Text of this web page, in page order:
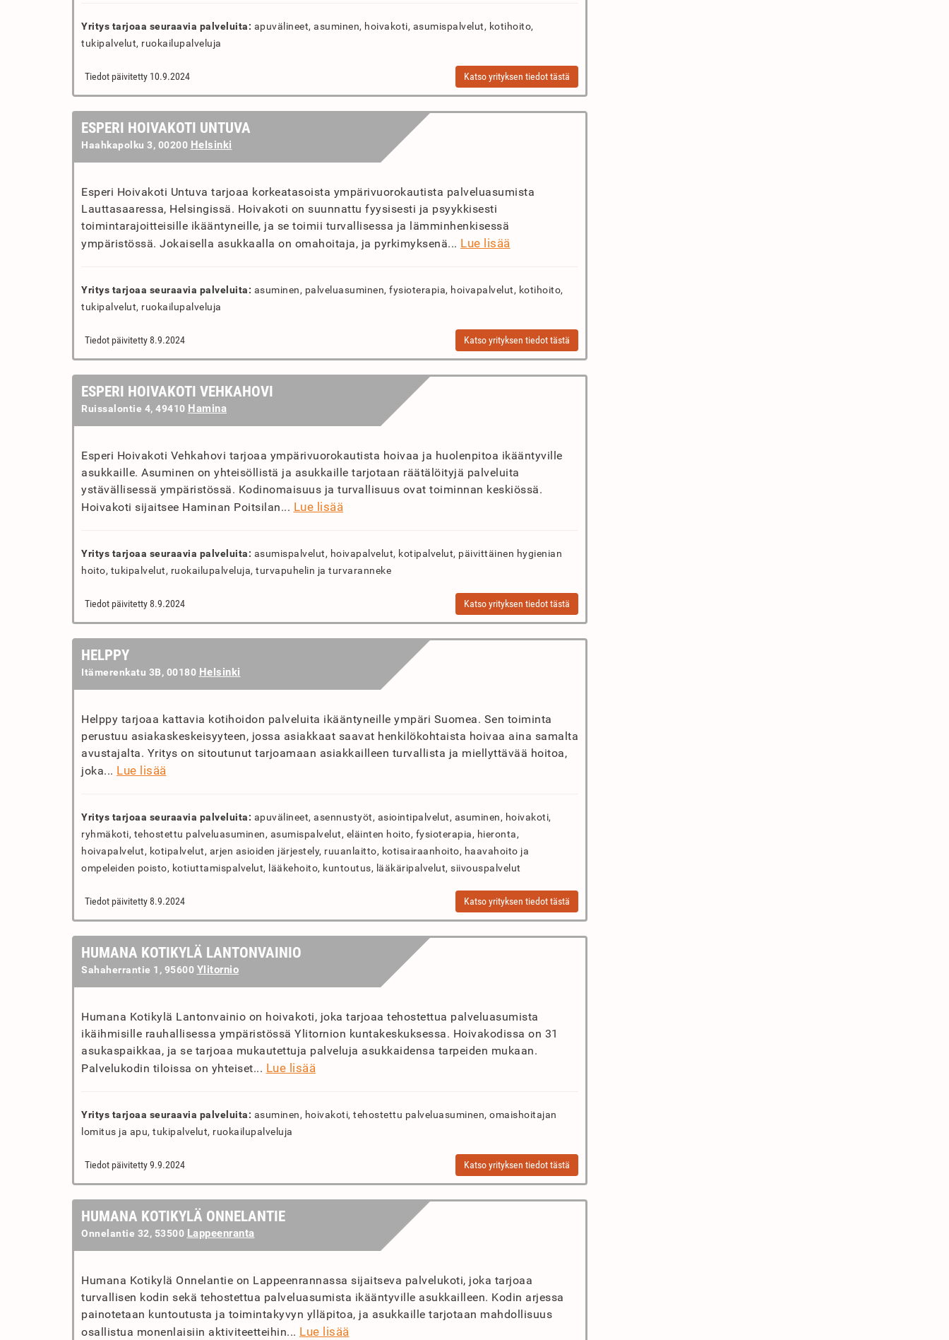
Yritys tarjoaa seuraavia palveluita: apuvälineet, asuminen, hoivakoti, asumispalvelut, kotihoito,
tukipalvelut, ruokailupalveluja
Tiedot päivitetty 10.9.2024 Katso yrityksen tiedot tästä
ESPERI HOIVAKOTI UNTUVA
Haahkapolku 3, 00200 Helsinki
Esperi Hoivakoti Untuva tarjoaa korkeatasoista ympärivuorokautista palveluasumista
Lauttasaaressa, Helsingissä. Hoivakoti on suunnattu fyysisesti ja psyykkisesti
toimintarajoitteisille ikääntyneille, ja se toimii turvallisessa ja lämminhenkisessä
ympäristössä. Jokaisella asukkaalla on omahoitaja, ja pyrkimyksenä... Lue lisää
Yritys tarjoaa seuraavia palveluita: asuminen, palveluasuminen, fysioterapia, hoivapalvelut, kotihoito,
tukipalvelut, ruokailupalveluja
Tiedot päivitetty 8.9.2024 Katso yrityksen tiedot tästä
ESPERI HOIVAKOTI VEHKAHOVI
Ruissalontie 4, 49410 Hamina
Esperi Hoivakoti Vehkahovi tarjoaa ympärivuorokautista hoivaa ja huolenpitoa ikääntyville
asukkaille. Asuminen on yhteisöllistä ja asukkaille tarjotaan räätälöityjä palveluita
ystävällisessä ympäristössä. Kodinomaisuus ja turvallisuus ovat toiminnan keskiössä.
Hoivakoti sijaitsee Haminan Poitsilan... Lue lisää
Yritys tarjoaa seuraavia palveluita: asumispalvelut, hoivapalvelut, kotipalvelut, päivittäinen hygienian
hoito, tukipalvelut, ruokailupalveluja, turvapuhelin ja turvaranneke
Tiedot päivitetty 8.9.2024 Katso yrityksen tiedot tästä
HELPPY
Itämerenkatu 3B, 00180 Helsinki
Helppy tarjoaa kattavia kotihoidon palveluita ikääntyneille ympäri Suomea. Sen toiminta
perustuu asiakaskeskeisyyteen, jossa asiakkaat saavat henkilökohtaista hoivaa aina samalta
avustajalta. Yritys on sitoutunut tarjoamaan asiakkailleen turvallista ja miellyttävää hoitoa,
joka... Lue lisää
Yritys tarjoaa seuraavia palveluita: apuvälineet, asennustyöt, asiointipalvelut, asuminen, hoivakoti,
ryhmäkoti, tehostettu palveluasuminen, asumispalvelut, eläinten hoito, fysioterapia, hieronta,
hoivapalvelut, kotipalvelut, arjen asioiden järjestely, ruuanlaitto, kotisairaanhoito, haavahoito ja
ompeleiden poisto, kotiuttamispalvelut, lääkehoito, kuntoutus, lääkäripalvelut, siivouspalvelut
Tiedot päivitetty 8.9.2024 Katso yrityksen tiedot tästä
HUMANA KOTIKYLÄ LANTONVAINIO
Sahaherrantie 1, 95600 Ylitornio
Humana Kotikylä Lantonvainio on hoivakoti, joka tarjoaa tehostettua palveluasumista
ikäihmisille rauhallisessa ympäristössä Ylitornion kuntakeskuksessa. Hoivakodissa on 31
asukaspaikkaa, ja se tarjoaa mukautettuja palveluja asukkaidensa tarpeiden mukaan.
Palvelukodin tiloissa on yhteiset... Lue lisää
Yritys tarjoaa seuraavia palveluita: asuminen, hoivakoti, tehostettu palveluasuminen, omaishoitajan
lomitus ja apu, tukipalvelut, ruokailupalveluja
Tiedot päivitetty 9.9.2024 Katso yrityksen tiedot tästä
HUMANA KOTIKYLÄ ONNELANTIE
Onnelantie 32, 53500 Lappeenranta
Humana Kotikylä Onnelantie on Lappeenrannassa sijaitseva palvelukoti, joka tarjoaa
turvallisen kodin sekä tehostettua palveluasumista ikääntyville asukkailleen. Kodin arjessa
painotetaan kuntoutusta ja toimintakyvyn ylläpitoa, ja asukkaille tarjotaan mahdollisuus
osallistua monenlaisiin aktiviteetteihin... Lue lisää